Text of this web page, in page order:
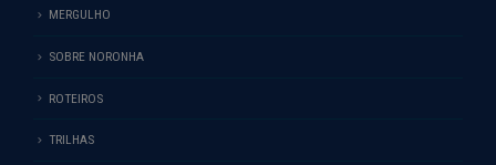
MERGULHO
SOBRE NORONHA
ROTEIROS
TRILHAS